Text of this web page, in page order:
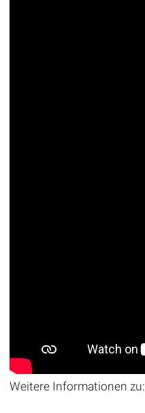
Weitere Informationen zu: